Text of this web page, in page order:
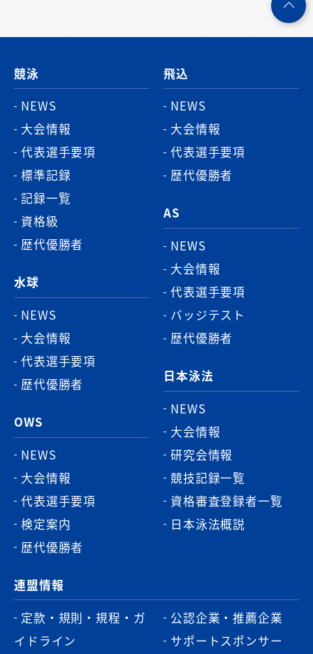
競泳
NEWS
大会情報
代表選手要項
標準記録
記録一覧
資格級
歴代優勝者
水球
NEWS
大会情報
代表選手要項
歴代優勝者
OWS
NEWS
大会情報
代表選手要項
検定案内
歴代優勝者
飛込
NEWS
大会情報
代表選手要項
歴代優勝者
AS
NEWS
大会情報
代表選手要項
バッジテスト
歴代優勝者
日本泳法
NEWS
大会情報
研究会情報
競技記録一覧
資格審査登録者一覧
日本泳法概説
連盟情報
定款・規則・規程・ガ
イドライン
公認企業・推薦企業
サポートスポンサー